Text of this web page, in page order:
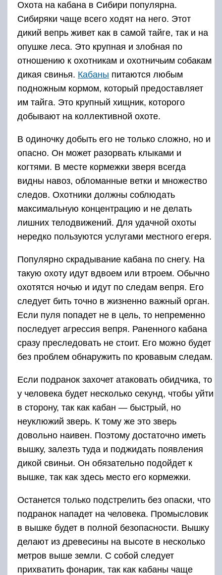
Охота на кабана в Сибири популярна.
Сибиряки чаще всего ходят на него. Этот
дикий вепрь живет как в самой тайге, так и на
опушке леса. Это крупная и злобная по
отношению к охотникам и охотничьим собакам
дикая свинья. Кабаны питаются любым
подножным кормом, который предоставляет
им тайга. Это крупный хищник, которого
добывают на коллективной охоте.
В одиночку добыть его не только сложно, но и
опасно. Он может разорвать клыками и
когтями. В месте кормежки зверя всегда
видны навоз, обломанные ветки и множество
следов. Охотники должны соблюдать
максимальную концентрацию и не делать
лишних телодвижений. Для удачной охоты
нередко пользуются услугами местного егеря.
Популярно скрадывание кабана по снегу. На
такую охоту идут вдвоем или втроем. Обычно
охотятся ночью и идут по следам вепря. Его
следует бить точно в жизненно важный орган.
Если пуля попадет не в цель, то непременно
последует агрессия вепря. Раненного кабана
сразу преследовать не стоит. Его можно будет
без проблем обнаружить по кровавым следам.
Если подранок захочет атаковать обидчика, то
у человека будет несколько секунд, чтобы уйти
в сторону, так как кабан — быстрый, но
неуклюжий зверь. К тому же это зверь
довольно наивен. Поэтому достаточно иметь
вышку, залезть туда и поджидать появления
дикой свиньи. Он обязательно подойдет к
вышке, так как здесь место его кормежки.
Останется только подстрелить без опаски, что
подранок нападет на человека. Промысловик
в вышке будет в полной безопасности. Вышку
делают из древесины на высоте в несколько
метров выше земли. С собой следует
прихватить фонарик, так как кабаны чаще